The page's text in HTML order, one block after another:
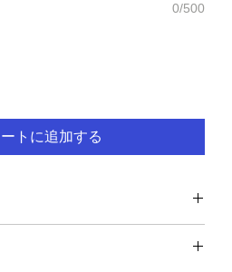
0/500
トに追加する
やおすすめのポイントなどを説明